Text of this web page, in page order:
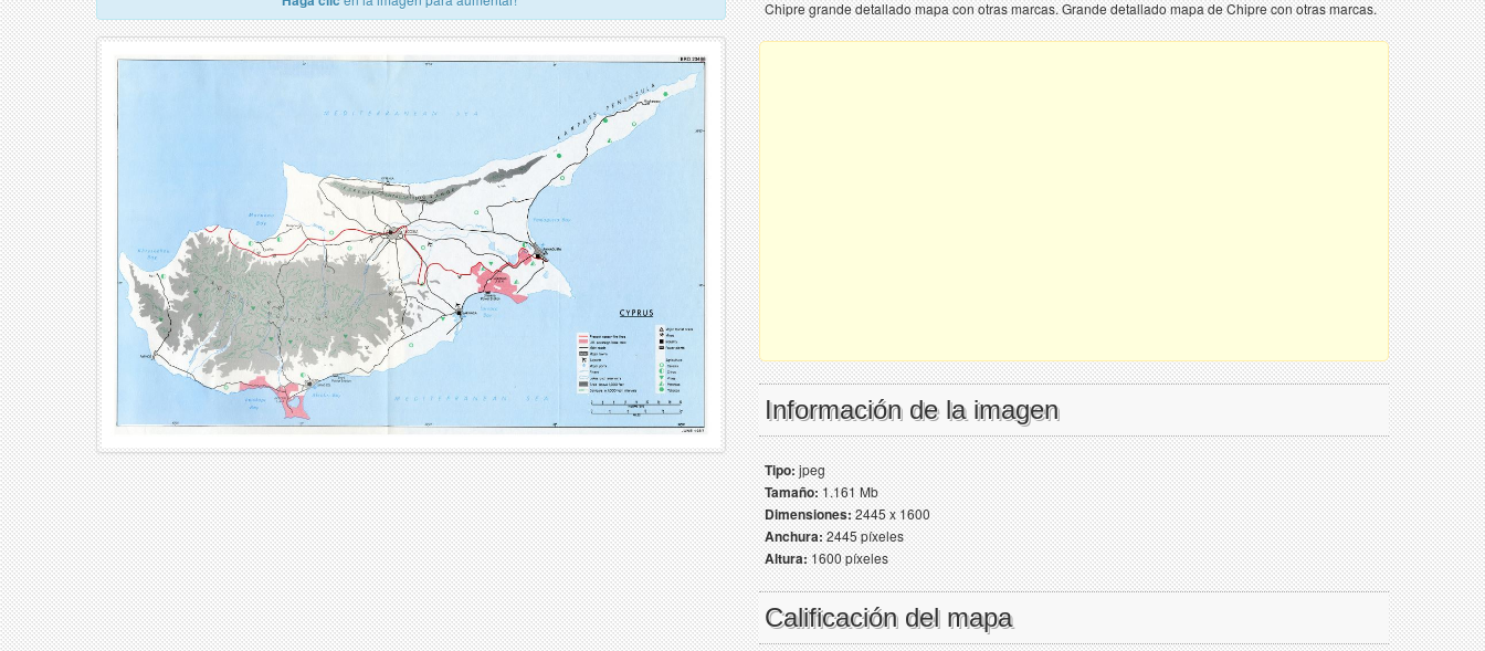
Chipre grande detallado mapa con otras marcas. Grande detallado mapa de Chipre con otras marcas.
Información de la imagen
Tipo:jpeg
Tamaño:1.161 Mb
Dimensiones:2445 x 1600
Anchura:2445 píxeles
Altura:1600 píxeles
Calificación del mapa